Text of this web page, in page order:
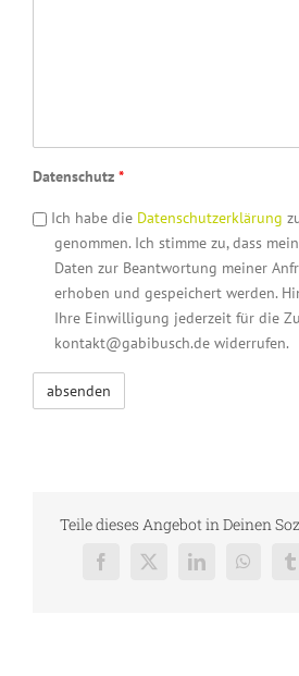
Datenschutz *
Ich habe die Datenschutzerklärung
genommen. Ich stimme zu, dass
Daten zur Beantwortung meiner
erhoben und gespeichert werden.
Ihre Einwilligung jederzeit für die
kontakt@gabibusch.de widerrufen.
Teile dieses Angebot in Deinen
Facebook
X LinkedIn